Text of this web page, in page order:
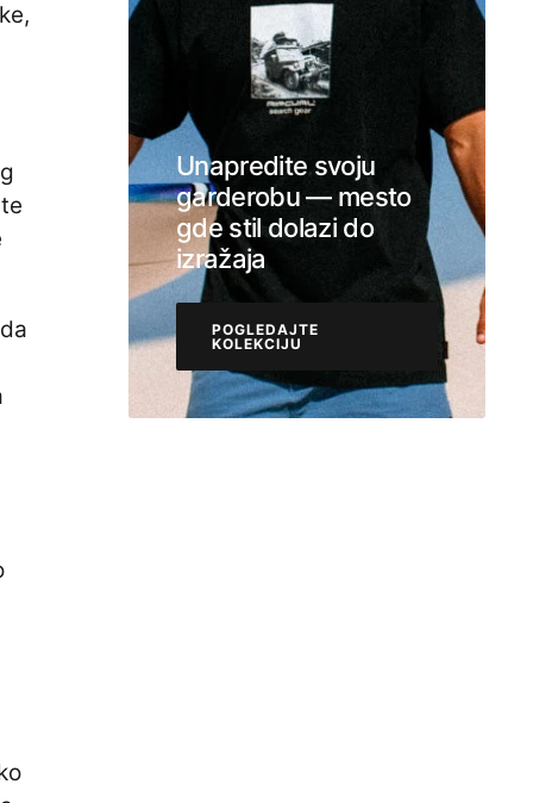
Unapredite svoju
garderobu — mesto
gde stil dolazi do
izražaja
POGLEDAJTE
KOLEKCIJU
KOLEKCIJU